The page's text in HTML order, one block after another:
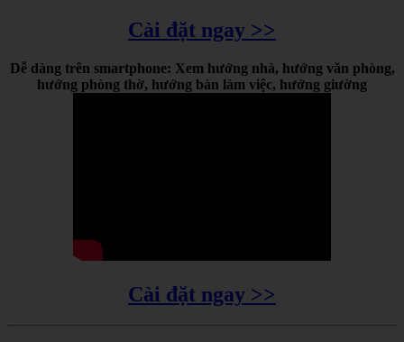
Cài đặt ngay >>
Dễ dàng trên smartphone: Xem hướng nhà, hướng văn phòng,
hướng phòng thờ, hướng bàn làm việc, hướng giường
Cài đặt ngay >>